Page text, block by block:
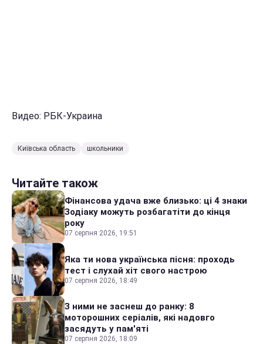
Видео: РБК-Украина
Київська область школьники
Читайте також
Фінансова удача вже близько: ці 4 знаки
Зодіаку можуть розбагатіти до кінця
року
07 серпня 2026, 19:51
Яка ти нова українська пісня: проходь
тест і слухай хіт свого настрою
07 серпня 2026, 18:49
З ними не заснеш до ранку: 8
моторошних серіалів, які надовго
засядуть у пам'яті
07 серпня 2026, 18:09